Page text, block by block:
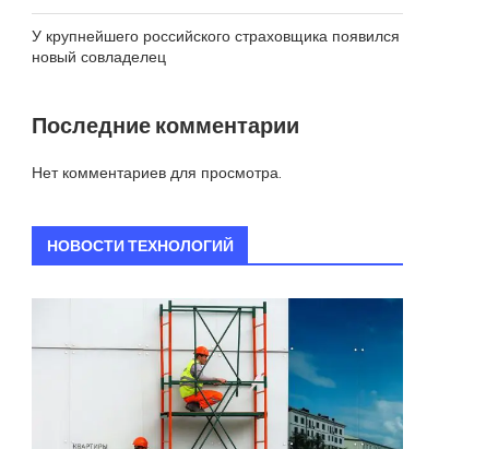
У крупнейшего российского страховщика появился
новый совладелец
Последние комментарии
Нет комментариев для просмотра.
НОВОСТИ ТЕХНОЛОГИЙ